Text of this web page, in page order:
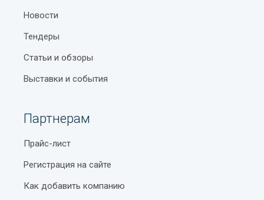
Новости
Тендеры
Статьи и обзоры
Выставки и события
Партнерам
Прайс-лист
Регистрация на сайте
Как добавить компанию